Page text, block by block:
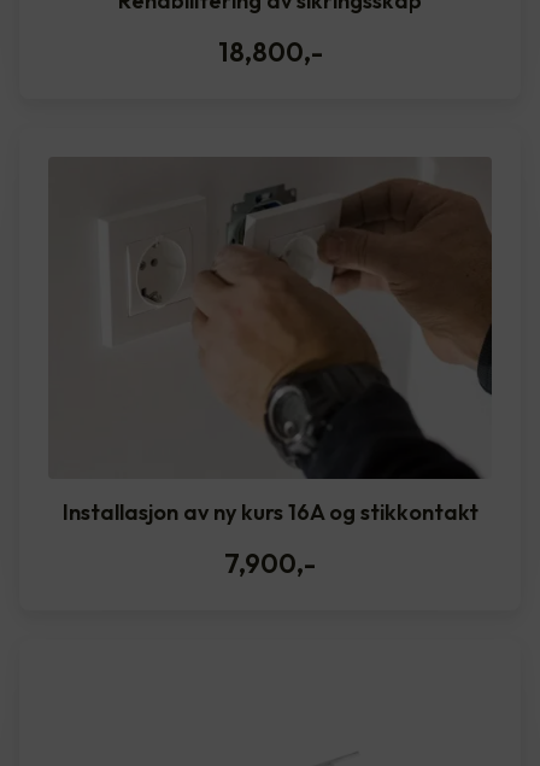
18,800,-
Installasjon av ny kurs 16A og stikkontakt
7,900,-